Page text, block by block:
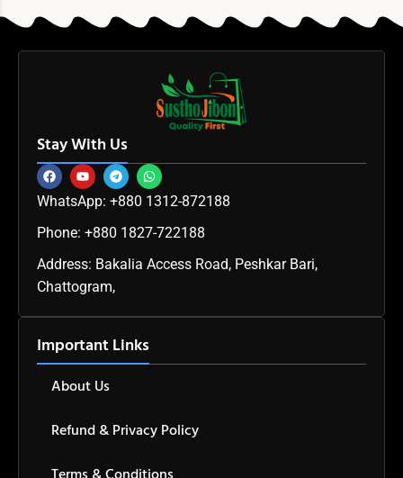
Stay With Us
WhatsApp: +880 1312-872188
Phone: +880 1827-722188
Address: Bakalia Access Road, Peshkar Bari,
Chattogram,
Important Links
About Us
Refund & Privacy Policy